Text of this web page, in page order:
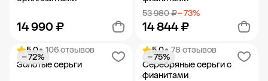
14 990 ₽
Добавить в корзину
53 980 ₽− 73%
14 844 ₽
Добавить в корзину
5.0• 106 отзывов
Золотые серьги
− 72%
5.0• 78 отзывов
Серебряные серьги с
фианитами
− 75%